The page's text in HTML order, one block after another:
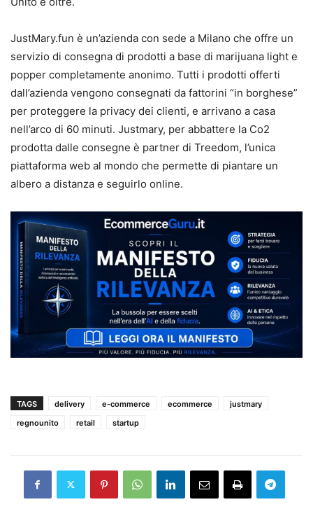
JustMary.fun è un’azienda con sede a Milano che offre un
servizio di consegna di prodotti a base di marijuana light e
popper completamente anonimo. Tutti i prodotti offerti
dall’azienda vengono consegnati da fattorini “in borghese”
per proteggere la privacy dei clienti, e arrivano a casa
nell’arco di 60 minuti. Justmary, per abbattere la Co2
prodotta dalle consegne è partner di Treedom, l’unica
piattaforma web al mondo che permette di piantare un
albero a distanza e seguirlo online.
TAGS delivery e-commerce ecommerce
justmary
regnounito
retail startup